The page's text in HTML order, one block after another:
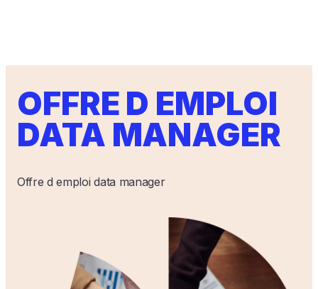
OFFRE D EMPLOI
DATA MANAGER
Offre d emploi data manager